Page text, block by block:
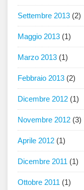
Settembre 2013 (2)
Maggio 2013 (1)
Marzo 2013 (1)
Febbraio 2013 (2)
Dicembre 2012 (1)
Novembre 2012 (3)
Aprile 2012 (1)
Dicembre 2011 (1)
Ottobre 2011 (1)